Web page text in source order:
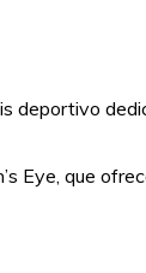
Eye, que